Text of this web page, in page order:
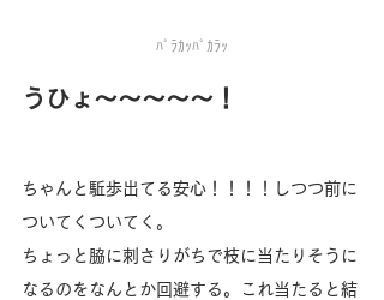
ﾊﾟﾗｶｯﾊﾟｶﾗｯ
うひょ～～～～～！
ちゃんと駈歩出てる安心！！！！しつつ前に
ついてくついてく。
ちょっと脇に刺さりがちで枝に当たりそうに
なるのをなんとか回避する。これ当たると結